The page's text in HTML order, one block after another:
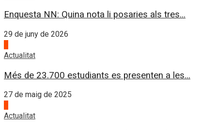
Enquesta NN: Quina nota li posaries als tres...
29 de juny de 2026
Actualitat
Més de 23.700 estudiants es presenten a les...
27 de maig de 2025
Actualitat